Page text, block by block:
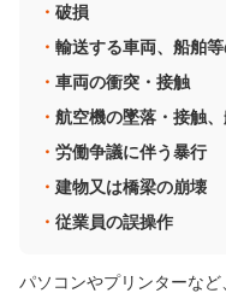
破損
輸送する車両、船舶
車両の衝突・接触
航空機の墜落・接触
労働争議に伴う暴行
建物又は橋梁の崩壊
従業員の誤操作
パソコンやプリンターな